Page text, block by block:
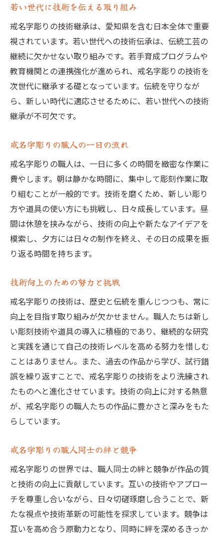
若い世代に技術を伝える取り組み
戒名字彫りの技術継承は、愛知県を含む日本全体で重要
視されています。若い世代への技術伝承は、伝統工芸の
継続に欠かせない取り組みです。若手育成プログラムや
教育機関との連携強化が進められ、戒名字彫りの技術を
次世代に継承する礎となっています。伝統を守りなが
ら、新しい時代に適応させるために、若い世代への技術
継承が不可欠です。
戒名字彫りの職人の一日の流れ
戒名字彫りの職人は、一日に多くの時間を緻密な作業に
費やします。朝は静かな時間に、集中して彫刻作業に取
り組むことが一般的です。技術を磨くため、新しい彫り
方や道具の使い方にも挑戦し、日々成長しています。昼
間は休憩を挟みながら、技術の向上や新たなアイデアを
模索し、夕方には日々の制作を終え、その日の成果を振
り返る時間を持ちます。
技術向上のための努力と挑戦
戒名字彫りの技術は、歴史と伝統を重んじつつも、常に
向上を目指す取り組みが欠かせません。職人たちは新し
い彫刻技術や道具の導入に積極的であり、継続的な研究
と実践を通じて自己の技術レベルを高める努力を惜しむ
ことはありません。また、過去の作品から学び、試行錯
誤を繰り返すことで、戒名字彫りの技術をより洗練され
たものへと進化させています。技術の向上に対する熱意
が、戒名字彫りの職人たちの作品に豊かさと深みをもた
らしています。
戒名字彫りの職人同士の絆と競争
戒名字彫りの世界では、職人同士の絆と競争が作品の質
と技術の向上に貢献しています。互いの技術やアプロー
チを尊重し合いながら、日々切磋琢磨し合うことで、新
たな視点や技術革新の可能性を探求しています。競争は
互いを高め合う原動力となり、同時に絆を深めるきっか